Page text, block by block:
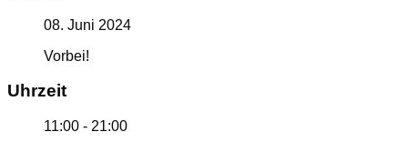
08. Juni 2024
Vorbei!
Uhrzeit
11:00 - 21:00